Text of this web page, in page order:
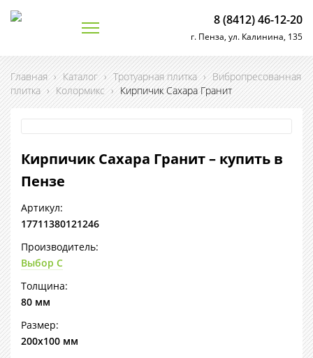
8 (8412) 46-12-20
г. Пенза, ул. Калинина, 135
Главная › Каталог › Тротуарная плитка › Вибропресованная
плитка › Колормикс › Кирпичик Сахара Гранит
Кирпичик Сахара Гранит – купить в
Пензе
Артикул:
17711380121246
Производитель:
Выбор С
Толщина:
80 мм
Размер:
200х100 мм